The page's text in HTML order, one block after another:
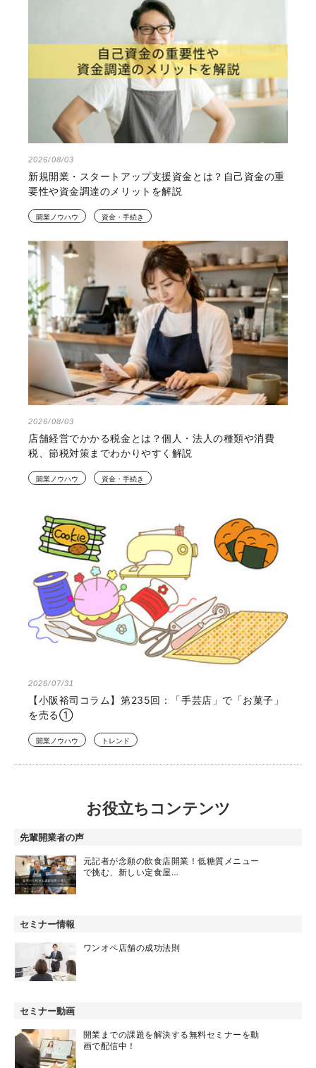
2026/08/03
新規開業・スタートアップ支援資金とは？自己資金の重
要性や資金調達のメリットを解説
開業ノウハウ 資金・手続き
2026/08/03
店舗経営でかかる税金とは？個人・法人の種類や消費
税、節税対策までわかりやすく解説
開業ノウハウ 資金・手続き
2026/07/31
【小阪裕司コラム】第235回：「手芸店」で「お菓子」
を売る①
開業ノウハウ トレンド
お役立ちコンテンツ
先輩開業者の声
元記者が念願の飲食店開業！低糖質メニュー
で挑む、新しい定食屋…
セミナー情報
ワンオペ店舗の成功法則
セミナー動画
開業までの課題を解決する無料セミナーを動
画で配信中！